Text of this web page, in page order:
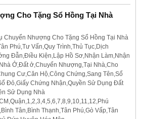
Cho Tặng Sổ Hồng Tại Nhà
Chuyển Nhượng Cho Tặng Sổ Hồng Tại Nhà
Phú,Tư Vấn,Quy Trình,Thủ Tục,Dịch
Đẫn,Điều Kiện,Lập Hồ Sơ,Nhận Làm,Nhận
Ở,Đất ở,Chuyển Nhượng,Tại Nhà,Cho
Cư,Căn Hộ,Công Chứng,Sang Tên,Sổ
Đỏ,Giấy Chứng Nhận,Quyền Sử Dụng Đất
Sử Dụng Nhà
Tân,Bình Thạnh,Tân Phú,Gò Vấp,Tân